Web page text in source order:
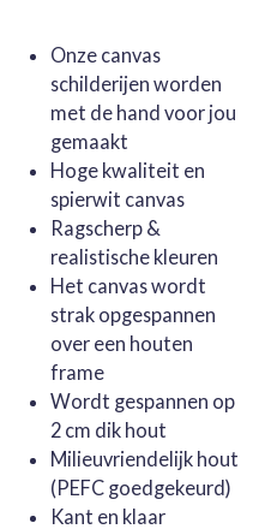
Onze canvas
schilderijen worden
met de hand voor jou
gemaakt
Hoge kwaliteit en
spierwit canvas
Ragscherp &
realistische kleuren
Het canvas wordt
strak opgespannen
over een houten
frame
Wordt gespannen op
2 cm dik hout
Milieuvriendelijk hout
(PEFC goedgekeurd)
Kant en klaar